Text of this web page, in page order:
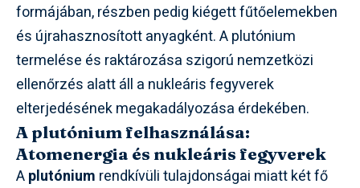
formájában, részben pedig kiégett fűtőelemekben
és újrahasznosított anyagként. A plutónium
termelése és raktározása szigorú nemzetközi
ellenőrzés alatt áll a nukleáris fegyverek
elterjedésének megakadályozása érdekében.
A plutónium felhasználása:
Atomenergia és nukleáris fegyverek
Aplutónium rendkívüli tulajdonságai miatt két fő